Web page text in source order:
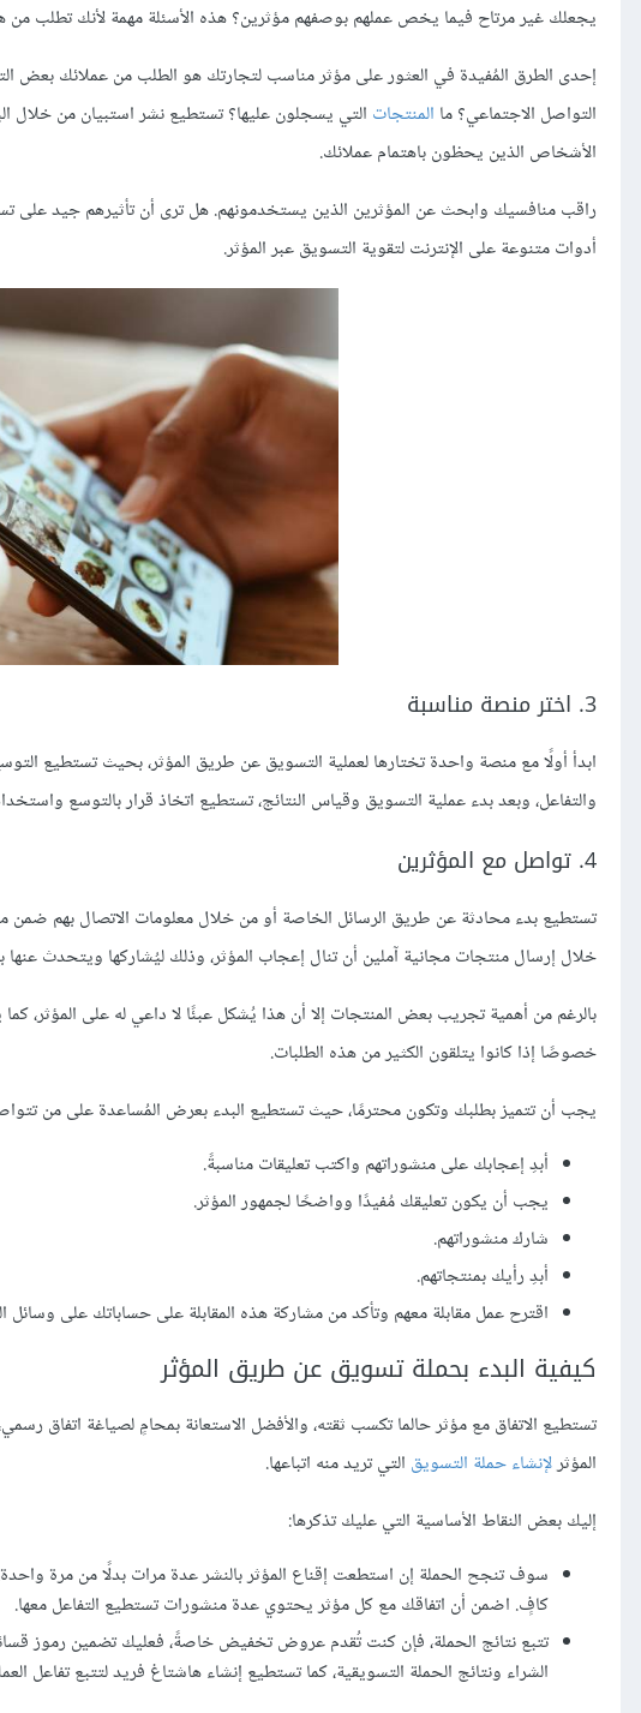
يجعلك غير مرتاح فيما يخص عملهم بوصفهم مؤثرين؟ هذه الأسئلة مهمة لأنك تطلب من
إحدى الطرق المُفيدة في العثور على مؤثر مناسب لتجارتك هو الطلب من عملائك بعض
التواصل الاجتماعي؟ ما المنتجات التي يسجلون عليها؟ تستطيع نشر استبيان من خلال
الأشخاص الذين يحظون باهتمام عملائك.
راقب منافسيك وابحث عن المؤثرين الذين يستخدمونهم. هل ترى أن تأثيرهم جيد
أدوات متنوعة على الإنترنت لتقوية التسويق عبر المؤثر.
3. اختر منصة مناسبة
ابدأ أولًا مع منصة واحدة تختارها لعملية التسويق عن طريق المؤثر، بحيث تستطيع
والتفاعل، وبعد بدء عملية التسويق وقياس النتائج، تستطيع اتخاذ قرار بالتوسع
4. تواصل مع المؤثرين
تستطيع بدء محادثة عن طريق الرسائل الخاصة أو من خلال معلومات الاتصال بهم ضمن
خلال إرسال منتجات مجانية آملين أن تنال إعجاب المؤثر، وذلك ليُشاركها ويتحدث عنها
بالرغم من أهمية تجريب بعض المنتجات إلا أن هذا يُشكل عبئًا لا داعي له على المؤثر،
خصوصًا إذا كانوا يتلقون الكثير من هذه الطلبات.
يجب أن تتميز بطلبك وتكون محترمًا، حيث تستطيع البدء بعرض المُساعدة على من
أبدِ إعجابك على منشوراتهم واكتب تعليقات مناسبةً.
يجب أن يكون تعليقك مُفيدًا وواضحًا لجمهور المؤثر.
شارك منشوراتهم.
أبدِ رأيك بمنتجاتهم.
اقترح عمل مقابلة معهم وتأكد من مشاركة هذه المقابلة على حساباتك على
كيفية البدء بحملة تسويق عن طريق المؤثر
تستطيع الاتفاق مع مؤثر حالما تكسب ثقته، والأفضل الاستعانة بمحامٍ لصياغة اتفاق
المؤثرلإنشاء حملة التسويق التي تريد منه اتباعها.
إليك بعض النقاط الأساسية التي عليك تذكرها:
سوف تنجح الحملة إن استطعت إقناع المؤثر بالنشر عدة مرات بدلًا من مرة
كافٍ. اضمن أن اتفاقك مع كل مؤثر يحتوي عدة منشورات تستطيع التفاعل معها.
تتبع نتائج الحملة، فإن كنت تُقدم عروض تخفيض خاصةً، فعليك تضمين رموز
الشراء ونتائج الحملة التسويقية، كما تستطيع إنشاء هاشتاغ فريد لتتبع تفاعل